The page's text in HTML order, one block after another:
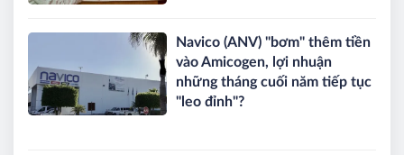
Navico (ANV) "bơm" thêm tiền
vào Amicogen, lợi nhuận
những tháng cuối năm tiếp tục
"leo đỉnh"?